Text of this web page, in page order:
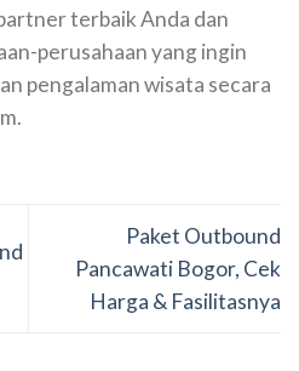
terbaik Anda dan
perusahaan yang ingin
pengalaman wisata secara
Paket Outbound
Pancawati Bogor, Cek
Harga & Fasilitasnya